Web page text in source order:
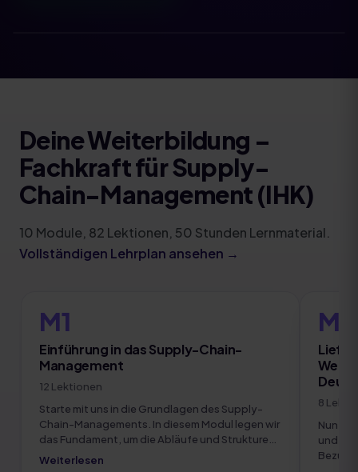
Deine Weiterbildung –
Fachkraft für Supply-
Chain-Management (IHK)
10 Module 82 Lektionen, 50 Stunden Lernmaterial.
Vollständigen Lehrplan ansehen →
M1
Einführung in das Supply-Chain-
Management
12 Lektionen
Starte mit uns in die Grundlagen des Supply-
Chain-Managements. In diesem Modul legen wir
das Fundament, um die Abläufe und Strukturen
hinter globalen Lieferketten zu verstehen. Du
Weiterlesen
M2
8
Nun
und
Bezug